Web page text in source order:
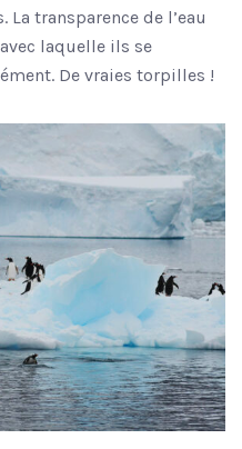
transparence de l’eau
laquelle ils se
De vraies torpilles !